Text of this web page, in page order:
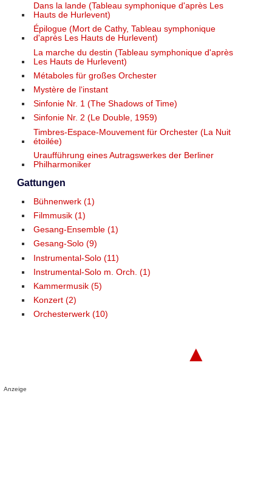
Dans la lande (Tableau symphonique d'après Les
Hauts de Hurlevent)
Épilogue (Mort de Cathy, Tableau symphonique
d'après Les Hauts de Hurlevent)
La marche du destin (Tableau symphonique d'après
Les Hauts de Hurlevent)
Métaboles für großes Orchester
Mystère de l‘instant
Sinfonie Nr. 1 (The Shadows of Time)
Sinfonie Nr. 2 (Le Double, 1959)
Timbres-Espace-Mouvement für Orchester (La Nuit
étoilée)
Uraufführung eines Autragswerkes der Berliner
Philharmoniker
Gattungen
Bühnenwerk (1)
Filmmusik (1)
Gesang-Ensemble (1)
Gesang-Solo (9)
Instrumental-Solo (11)
Instrumental-Solo m. Orch. (1)
Kammermusik (5)
Konzert (2)
Orchesterwerk (10)
▲
Anzeige